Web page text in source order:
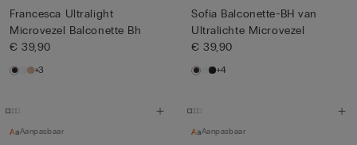
Francesca Ultralight
Microvezel Balconette Bh
€ 39,90
+3
Sofia Balconette-BH van
Ultralichte Microvezel
€ 39,90
+4
Aanpasbaar Aanpasbaar